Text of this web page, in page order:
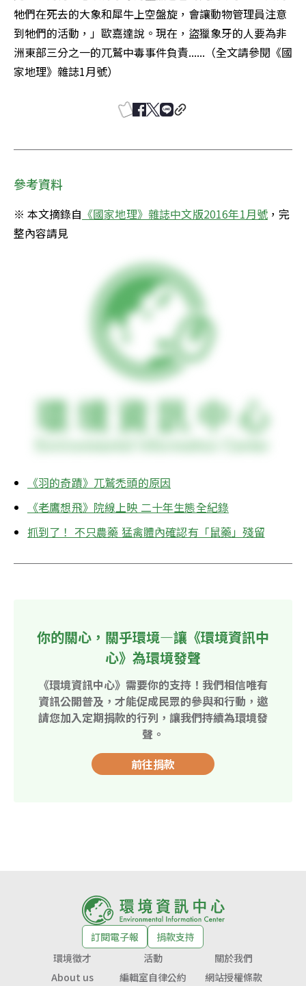
牠們在死去的大象和犀牛上空盤旋，會讓動物管理員注意
到牠們的活動，」歐嘉達說。現在，盜獵象牙的人要為非
洲東部三分之一的兀鷲中毒事件負責......（全文請參閱《國
家地理》雜誌1月號）
參考資料
※ 本文摘錄自 《國家地理》雜誌中文版2016年1月號 ，完
整內容請見
《羽的奇蹟》兀鷲禿頭的原因
《老鷹想飛》院線上映 二十年生態全紀錄
抓到了！ 不只農藥 猛禽體內確認有「鼠藥」殘留
你的關心，關乎環境—讓《環境資訊中
心》為環境發聲
《環境資訊中心》需要你的支持！我們相信唯有
資訊公開普及，才能促成民眾的參與和行動，邀
請您加入定期捐款的行列，讓我們持續為環境發
聲。
前往捐款
訂閱電子報
捐款支持
環境徵才
活動
關於我們
About us
編輯室自律公約 網站授權條款